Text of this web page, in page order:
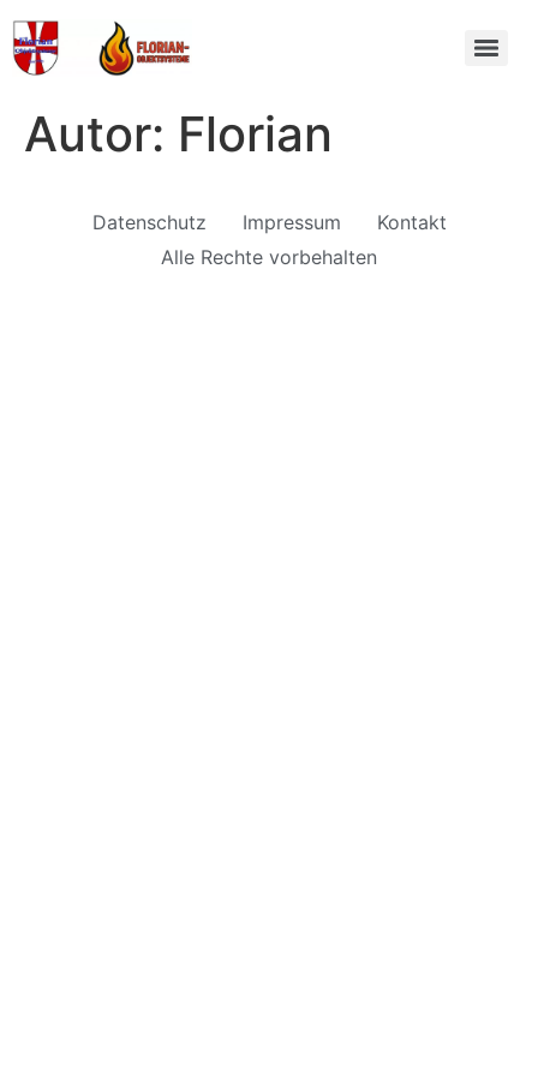
Autor: Florian
Datenschutz Impressum
Kontakt
Alle Rechte vorbehalten